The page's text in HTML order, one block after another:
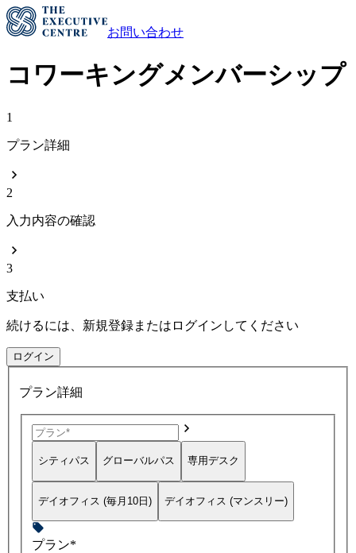
お問い合わせ
コワーキングメンバーシップ
1
プラン詳細
2
入力内容の確認
3
支払い
続けるには、新規登録またはログインしてください
ログイン
プラン詳細
シティパス グローバルパス 専用デスク
デイオフィス (毎月10日) デイオフィス (マンスリー)
プラン*